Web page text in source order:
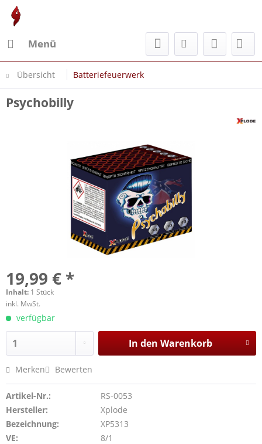
Menü
Übersicht Batteriefeuerwerk
Psychobilly
19,99 € *
Inhalt: 1 Stück
inkl. MwSt.
verfügbar
In den Warenkorb
Merken Bewerten
Artikel-Nr.:
RS-0053
Hersteller:
Xplode
Bezeichnung:
XP5313
VE:
8/1